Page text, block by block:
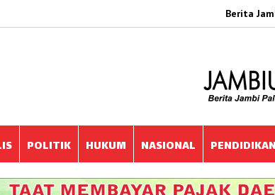
Berita
POLITIK HUKUM NASIONAL PENDIDIKAN